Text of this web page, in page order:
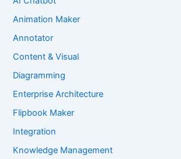
Animation Maker
Annotator
Content & Visual
Diagramming
Enterprise Architecture
Flipbook Maker
Integration
Knowledge Management